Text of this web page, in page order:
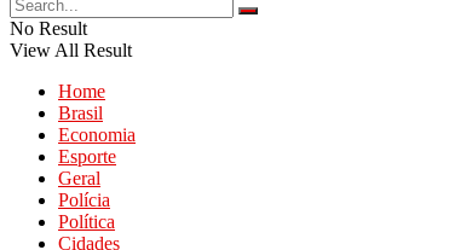
No Result
View All Result
Home
Brasil
Economia
Esporte
Geral
Polícia
Política
Cidades